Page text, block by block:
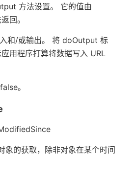
方法设置。 它的值由
回。
和/或输出。 将 doOutput 标
用程序打算将数据写入 URL
。
象的获取，除非对象在某个时间